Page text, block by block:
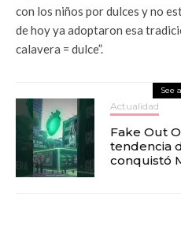
con los niños por dulces y no
de hoy ya adoptaron esa
calavera = dulce”.
See
Actualidad
Fake Out
tendencia
conquistó